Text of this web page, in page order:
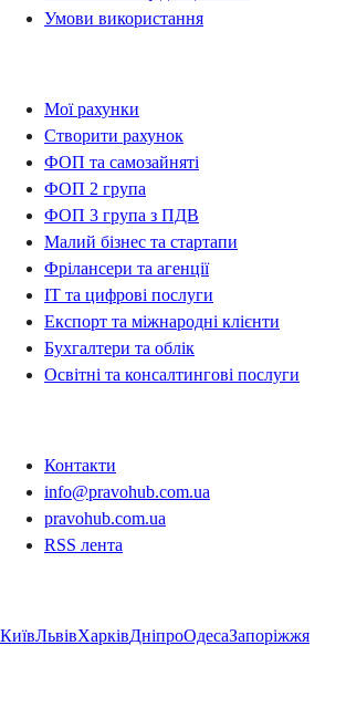
Умови використання
Мої рахунки
Створити рахунок
ФОП та самозайняті
ФОП 2 група
ФОП 3 група з ПДВ
Малий бізнес та стартапи
Фрілансери та агенції
IT та цифрові послуги
Експорт та міжнародні клієнти
Бухгалтери та облік
Освітні та консалтингові послуги
Контакти
info@pravohub.com.ua
pravohub.com.ua
RSS лента
КиївЛьвівХарківДніпроОдесаЗапоріжжя